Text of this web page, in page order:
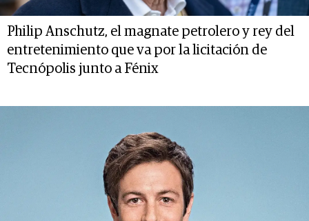
Philip Anschutz, el magnate petrolero y rey del
entretenimiento que va por la licitación de
Tecnópolis junto a Fénix